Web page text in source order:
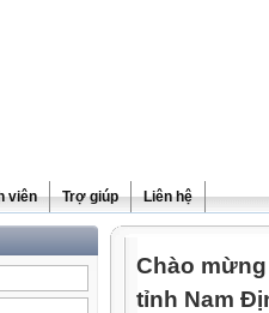
viên Trợ giúp Liên hệ
Chào
tỉnh Nam